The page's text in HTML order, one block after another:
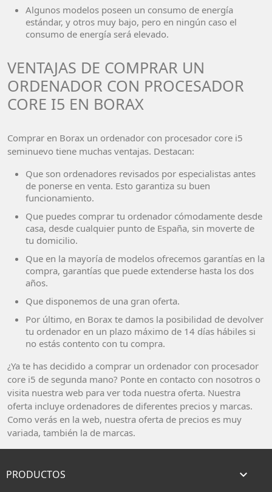
Algunos modelos poseen un consumo de energía
estándar, y otros muy bajo, pero en ningún caso el
consumo de energía será elevado.
VENTAJAS DE COMPRAR UN
ORDENADOR CON PROCESADOR
CORE I5 EN BORAX
Comprar en Borax un ordenador con procesador core i5
seminuevo tiene muchas ventajas. Destacan:
Que son ordenadores revisados por especialistas antes
de ponerse en venta. Esto garantiza su buen
funcionamiento.
Que puedes comprar tu ordenador cómodamente desde
casa, desde cualquier punto de España, sin moverte de
tu domicilio.
Que en la mayoría de modelos ofrecemos garantías en la
compra, garantías que puede extenderse hasta los dos
años.
Que disponemos de una gran oferta.
Por último, en Borax te damos la posibilidad de devolver
tu ordenador en un plazo máximo de 14 días hábiles si
no estás contento con tu compra.
¿Ya te has decidido a comprar un ordenador con procesador
core i5 de segunda mano? Ponte en contacto con nosotros o
visita nuestra web para ver toda nuestra oferta. Nuestra
oferta incluye ordenadores de diferentes precios y marcas.
Como verás en la web, nuestra oferta de precios es muy
variada, también la de marcas.
PRODUCTOS 